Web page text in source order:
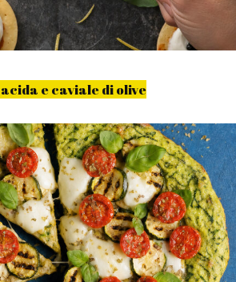
e caviale di olive